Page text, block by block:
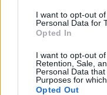
I want to opt-out
Personal Data for
Opted In
I want to opt-out
Retention, Sale,
Personal Data
Purposes for
Opted Out
50